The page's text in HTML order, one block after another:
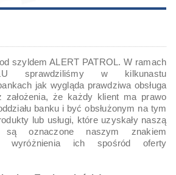
szyldem ALERT PATROL. W ramach
sprawdziliśmy w kilkunastu
jak wygląda prawdziwa obsługa
założenia, że każdy klient ma prawo
banku i być obsłużonym na tym
lub usługi, które uzyskały naszą
są oznaczone naszym znakiem
wyróżnienia ich spośród oferty